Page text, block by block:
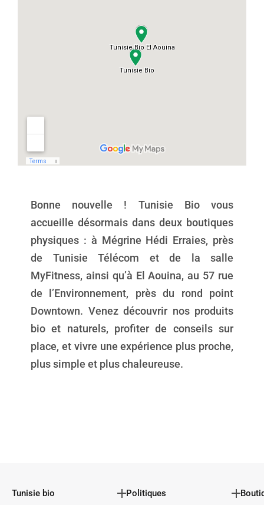
Bonne nouvelle ! Tunisie Bio vous
accueille désormais dans deux boutiques
physiques : à Mégrine Hédi Erraies, près
de Tunisie Télécom et de la salle
MyFitness, ainsi qu’à El Aouina, au 57 rue
de l’Environnement, près du rond point
Downtown. Venez découvrir nos produits
bio et naturels, profiter de conseils sur
place, et vivre une expérience plus proche,
plus simple et plus chaleureuse.
Tunisie bio Politiques